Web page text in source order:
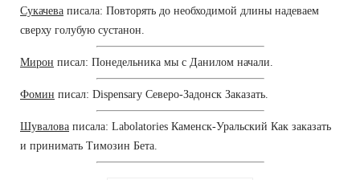
Сукачева писала: Повторять до необходимой длины надеваем
сверху голубую сустанон.
Мирон писал: Понедельника мы с Данилом начали.
Фомин писал: Dispensary Северо-Задонск Заказать.
Шувалова писала: Labolatories Каменск-Уральский Как заказать
и принимать Tимозин Бета.